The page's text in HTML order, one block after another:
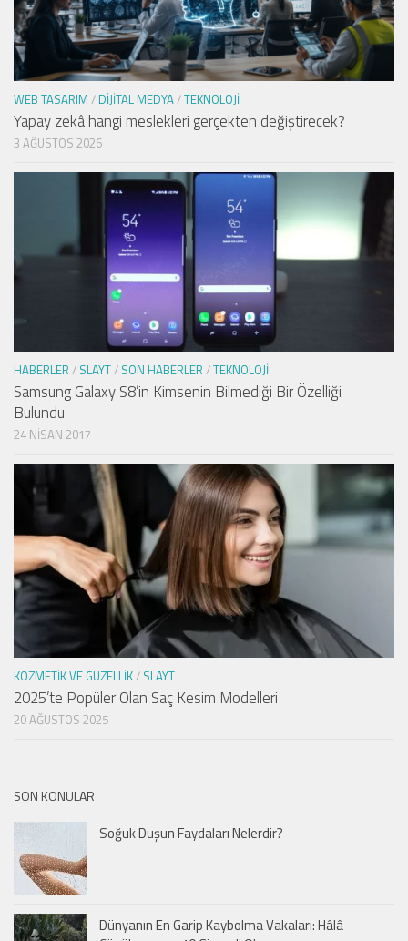
WEB TASARIM / DIJITAL MEDYA/TEKNOLOJI
Yapay zekâ hangi meslekleri gerçekten değiştirecek?
3 AĞUSTOS 2026
HABERLER / SLAYT/ SON HABERLER /TEKNOLOJI
Samsung Galaxy S8’in Kimsenin Bilmediği Bir Özelliği
Bulundu
24 NISAN 2017
KOZMETIK VE GÜZELLIK/ SLAYT
2025’te Popüler Olan Saç Kesim Modelleri
20 AĞUSTOS 2025
SON KONULAR
Soğuk Duşun Faydaları Nelerdir?
Dünyanın En Garip Kaybolma Vakaları: Hâlâ